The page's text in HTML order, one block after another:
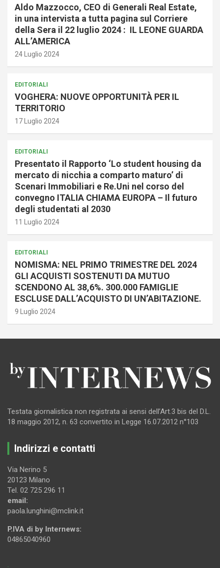
Aldo Mazzocco, CEO di Generali Real Estate,
in una intervista a tutta pagina sul Corriere
della Sera il 22 luglio 2024 : IL LEONE GUARDA
ALL’AMERICA
24 Luglio 2024
EDITORIALI
VOGHERA: NUOVE OPPORTUNITÀ PER IL
TERRITORIO
17 Luglio 2024
EDITORIALI
Presentato il Rapporto ‘Lo student housing da
mercato di nicchia a comparto maturo’ di
Scenari Immobiliari e Re.Uni nel corso del
convegno ITALIA CHIAMA EUROPA – Il futuro
degli studentati al 2030
11 Luglio 2024
EDITORIALI
NOMISMA: NEL PRIMO TRIMESTRE DEL 2024
GLI ACQUISTI SOSTENUTI DA MUTUO
SCENDONO AL 38,6%. 300.000 FAMIGLIE
ESCLUSE DALL’ACQUISTO DI UN’ABITAZIONE.
9 Luglio 2024
Testata giornalistica non registrata ai sensi dell’Art.3 bis del D.L.
18 maggio 2012, n. 63 convertito in Legge 16.07.2012 n°103
Indirizzi e contatti
Via Nerino 5
20123 Milano
Tel. 02 725 296 11
email:
paola.lunghini@mclink.it
P.IVA di by Internews:
04865040960
.